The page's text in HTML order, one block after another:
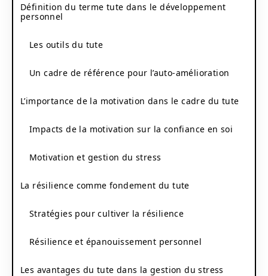
Définition du terme tute dans le développement
personnel
Les outils du tute
Un cadre de référence pour l’auto-amélioration
L’importance de la motivation dans le cadre du tute
Impacts de la motivation sur la confiance en soi
Motivation et gestion du stress
La résilience comme fondement du tute
Stratégies pour cultiver la résilience
Résilience et épanouissement personnel
Les avantages du tute dans la gestion du stress